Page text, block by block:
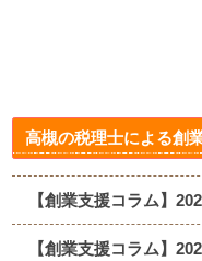
高槻の税理士による創
【創業支援コラム】
【創業支援コラム】